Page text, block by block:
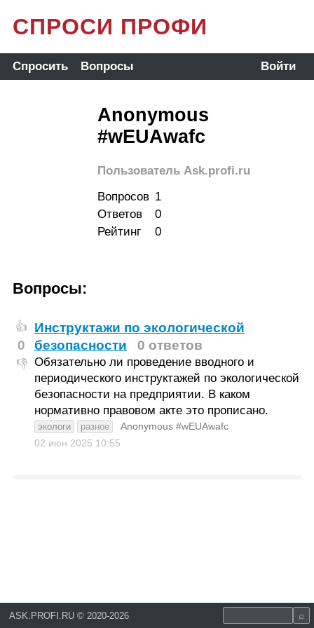
СПРОСИ ПРОФИ
Спросить Вопросы Войти
Anonymous
#wEUAwafc
Пользователь Ask.profi.ru
Вопросов 1
Ответов
0
Рейтинг
0
Вопросы:
👍
0
👎
Инструктажи по экологической
безопасности
0 ответов
Обязательно ли проведение вводного и
периодического инструктажей по экологической
безопасности на предприятии. В каком
нормативно правовом акте это прописано.
экологи разное
Anonymous #wEUAwafc
02 июн 2025 10:55
ASK.PROFI.RU © 2020-2026